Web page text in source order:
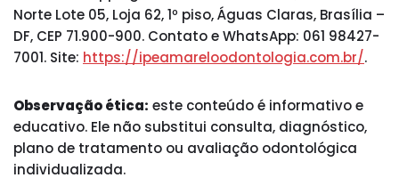
Norte Lote 05, Loja 62, 1º piso, Águas Claras, Brasília –
DF, CEP 71.900-900. Contato e WhatsApp: 061 98427-
7001. Site: https://ipeamareloodontologia.com.br/.
Observação ética: este conteúdo é informativo e
educativo. Ele não substitui consulta, diagnóstico,
plano de tratamento ou avaliação odontológica
individualizada.